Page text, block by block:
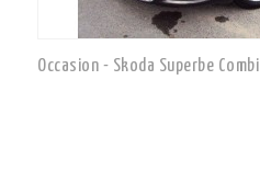
Occasion - Skoda Superbe Combi